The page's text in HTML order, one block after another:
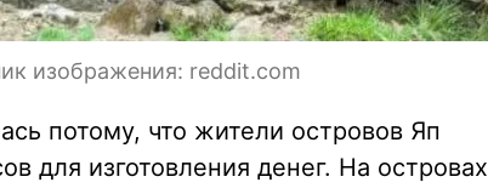
изображения: reddit.com
потому, что жители островов Яп
для изготовления денег. На островах